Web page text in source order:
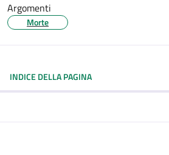
Argomenti
Morte
INDICE DELLA PAGINA